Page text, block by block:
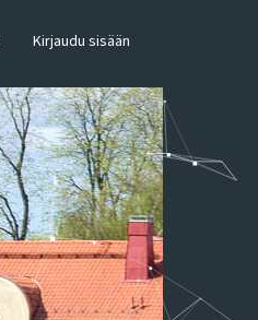
Kirjaudu sisään